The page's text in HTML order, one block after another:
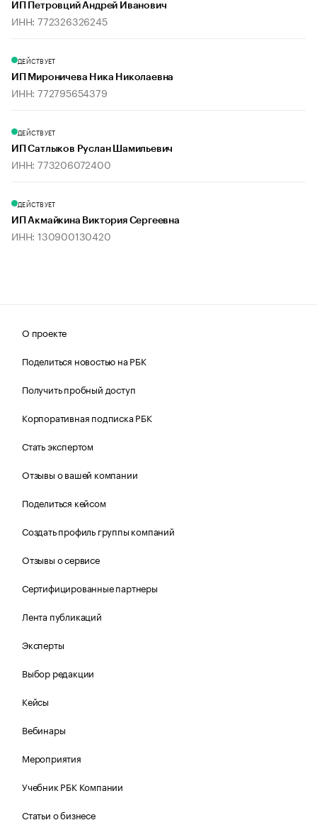
ИП Петровций Андрей Иванович
ИНН: 772326326245
ДЕЙСТВУЕТ
ИП Мироничева Ника Николаевна
ИНН: 772795654379
ДЕЙСТВУЕТ
ИП Сатлыков Руслан Шамильевич
ИНН: 773206072400
ДЕЙСТВУЕТ
ИП Акмайкина Виктория Сергеевна
ИНН: 130900130420
О проекте
Поделиться новостью на РБК
Получить пробный доступ
Корпоративная подписка РБК
Стать экспертом
Отзывы о вашей компании
Поделиться кейсом
Создать профиль группы компаний
Отзывы о сервисе
Сертифицированные партнеры
Лента публикаций
Эксперты
Выбор редакции
Кейсы
Вебинары
Мероприятия
Учебник РБК Компании
Статьи о бизнесе